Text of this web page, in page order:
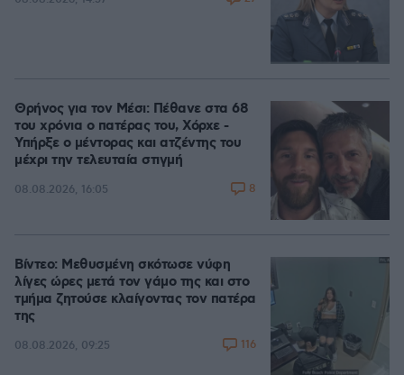
Θρήνος για τον Μέσι: Πέθανε στα 68
του χρόνια ο πατέρας του, Χόρχε -
Υπήρξε ο μέντορας και ατζέντης του
μέχρι την τελευταία στιγμή
08.08.2026, 16:05 8
Βίντεο: Μεθυσμένη σκότωσε νύφη
λίγες ώρες μετά τον γάμο της και στο
τμήμα ζητούσε κλαίγοντας τον πατέρα
της
08.08.2026, 09:25 116